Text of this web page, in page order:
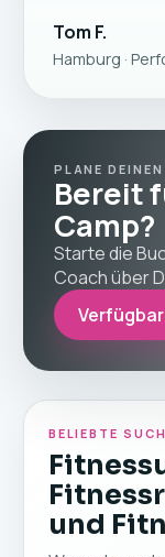
Tom F.
Hamburg ·
PLANE
Bereit
Camp?
Starte die
Coach über
BELIEBTE
und